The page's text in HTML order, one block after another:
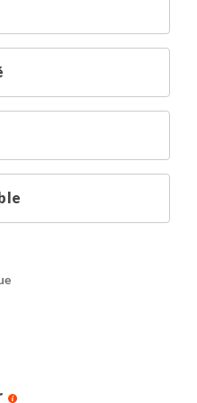
conseillons de réserver